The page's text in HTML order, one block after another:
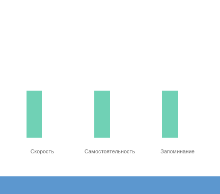
Скорость Самостоятельность Запоминание